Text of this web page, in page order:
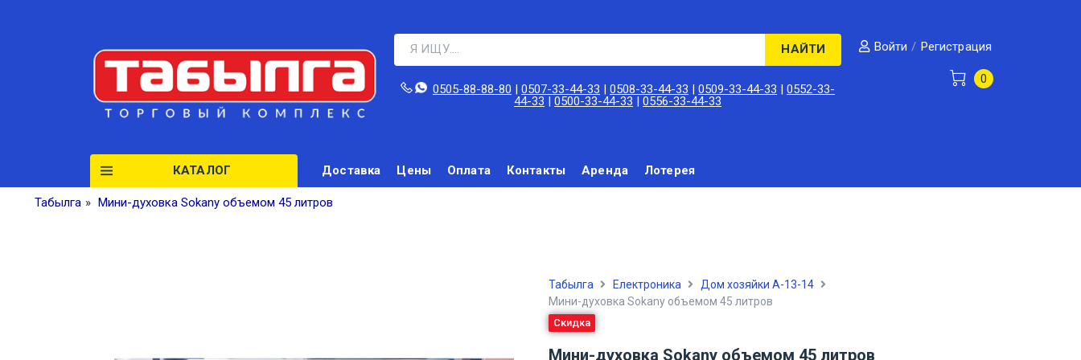
НАЙТИ
0505-88-88-80‬ |0507-33-44-33 |0508-33-44-33 |0509-33-44-33 |0552-33-
44-33 |0500-33-44-33 |0556-33-44-33
Войти / Регистрация
0
КАТАЛОГ Доставка Цены Оплата Контакты Аренда Лотерея
Табылга » Мини-духовка Sokany объемом 45 литров
Табылга Електроника
Дом хозяйки А-13-14
Мини-духовка Sokany объемом 45 литров
Скидка
Мини-духовка Sokany объемом 45 литров